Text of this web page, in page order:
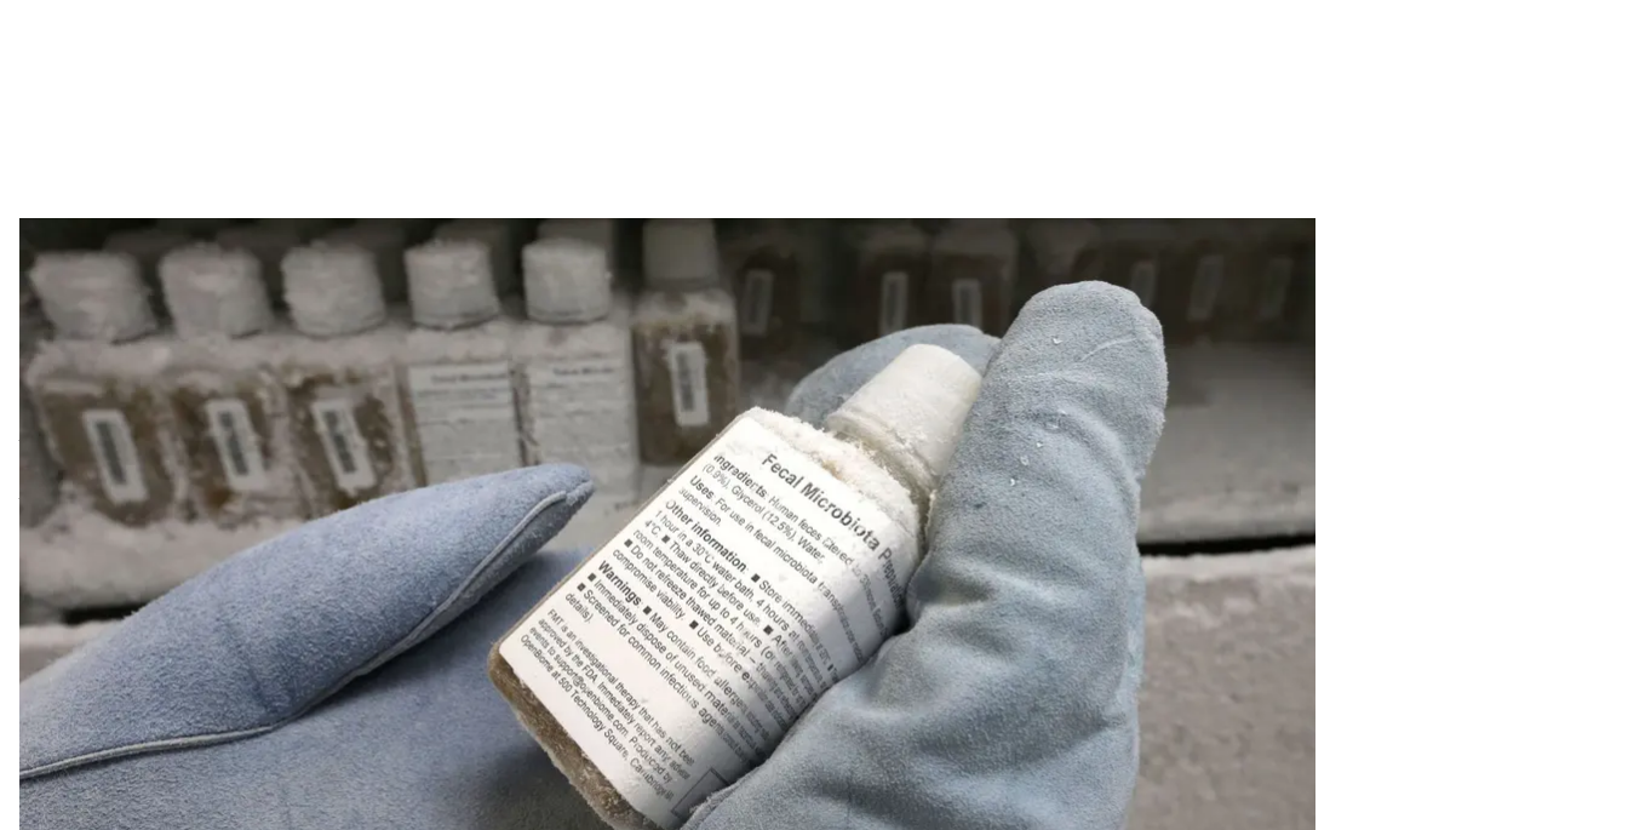
Технічна працівниця Еліска Дідик у захисних рукавичках демонструє пляшку з розчином людських фекалій, заморожену до мінус 80 градусів за Цельсієм, у
AP/Steven Senne
Спершу, почувши про трансплантацію калу, можна здивуватися чи розсміятися. Ми звикли, що людям за потреби
пересаджують нирки, серце, шкіру або інші важливі органи, від яких залежить життя. Проте не кал.
Але не до сміху. Це медична процедура, яку вже сьогодні лікарі в різних країнах з успіхом використовують, щоб подолати
небезпечні побічні наслідки вживання антибіотиків. І дослідження дають підстави сподіватися, що в майбутньому за
допомогою трансплантації калу можна буде лікувати й інші дуже різні хвороби.
Наприклад, нещодавно дослідники з Ірландії повідомили, що пересадка калу від молодих мишей до старихпокращує
деякі когнітивні функції. А це означає, що — потенційно — процедура може допомогти й людям упоратися із наслідками
старіння.